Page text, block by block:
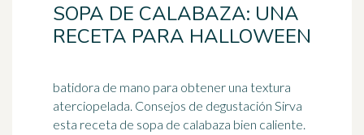
SOPA DE CALABAZA: UNA
RECETA PARA HALLOWEEN
batidora de mano para obtener una textura
aterciopelada. Consejos de degustación Sirva
esta receta de sopa de calabaza bien caliente.